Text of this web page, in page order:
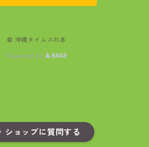
ショップに質問する
© 沖縄タイムスの本
Powered by